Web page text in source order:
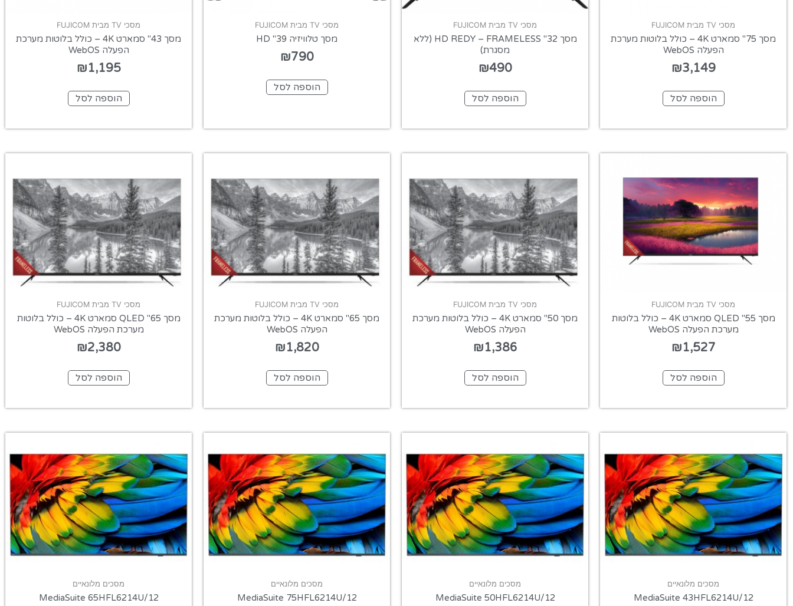
מסכי TV מבית FUJICOM
מסך 75" סמארט 4K – כולל בלוטות מערכת
הפעלה WebOS
₪3,149
הוספה לסל
מסכי TV מבית FUJICOM
מסך 32" HD REDY – FRAMELESS (ללא
מסגרת)
₪490
הוספה לסל
מסכי TV מבית FUJICOM
מסך טלוויזיה 39" HD
₪790
הוספה לסל
מסכי TV מבית FUJICOM
מסך 43" סמארט 4K – כולל בלוטות מערכת
הפעלה WebOS
₪1,195
הוספה לסל
מסכי TV מבית FUJICOM
מסך 55" QLED סמארט 4K – כולל בלוטות
מערכת הפעלה WebOS
₪1,527
הוספה לסל
מסכי TV מבית FUJICOM
מסך 50" סמארט 4K – כולל בלוטות מערכת
הפעלה WebOS
₪1,386
הוספה לסל
מסכי TV מבית FUJICOM
מסך 65" סמארט 4K – כולל בלוטות מערכת
הפעלה WebOS
₪1,820
הוספה לסל
מסכי TV מבית FUJICOM
מסך 65" QLED סמארט 4K – כולל בלוטות
מערכת הפעלה WebOS
₪2,380
הוספה לסל
מסכים מלונאיים
MediaSuite 43HFL6214U/12
מסכים מלונאיים
MediaSuite 50HFL6214U/12
מסכים מלונאיים
MediaSuite 75HFL6214U/12
מסכים מלונאיים
MediaSuite 65HFL6214U/12